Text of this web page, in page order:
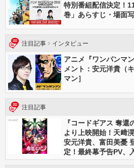
特別番組配信決定！
巻」あらすじ・場面
注目記事 インタビュー
アニメ『ワンパンマ
メント：安元洋貴（
マン］
注目記事
『コードギアス 奪
より上映開始！天﨑
安元洋貴、富田美憂
定！最終幕予告PV、